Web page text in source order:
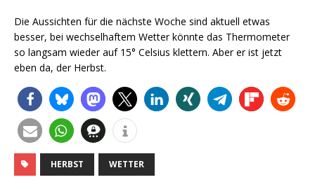
Die Aussichten für die nächste Woche sind aktuell etwas
besser, bei wechselhaftem Wetter könnte das Thermometer
so langsam wieder auf 15° Celsius klettern. Aber er ist jetzt
eben da, der Herbst.
HERBST WETTER